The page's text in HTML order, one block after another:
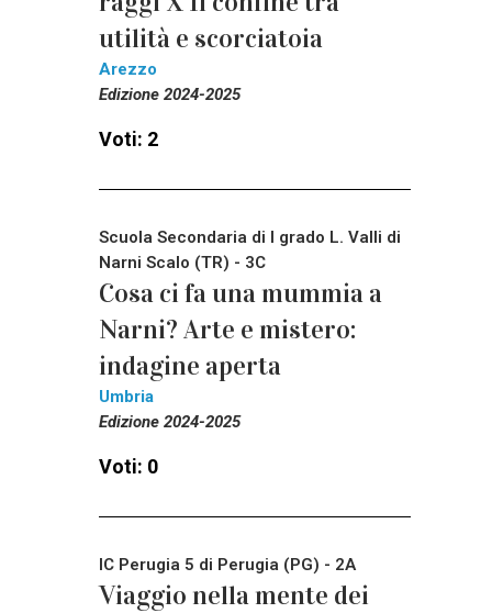
utilità e scorciatoia
Arezzo
Edizione 2024-2025
Voti: 2
Scuola Secondaria di I grado L. Valli di
Narni Scalo (TR) - 3C
Cosa ci fa una mummia a
Narni? Arte e mistero:
indagine aperta
Umbria
Edizione 2024-2025
Voti: 0
IC Perugia 5 di Perugia (PG) - 2A
Viaggio nella mente dei